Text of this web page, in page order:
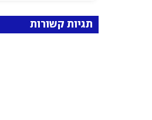
תגיות קשורות